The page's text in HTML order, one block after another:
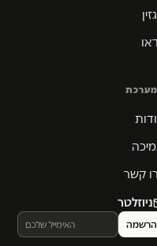
קשר
ניוזלטר